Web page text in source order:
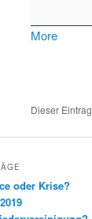
Moreabout
Dieser
oder Krise?